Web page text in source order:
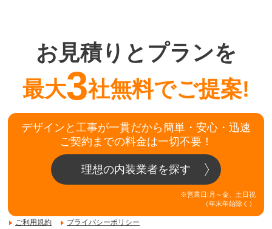
お見積りとプランを
最大3社無料でご提案!
デザインと工事が一貫だから簡単・安心・迅速
ご契約までの料金は一切不要！
理想の内装業者を探す
※営業日:月～金、土日祝
（年末年始除く）
ご利用規約 プライバシーポリシー